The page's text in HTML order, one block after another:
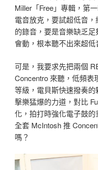
Miller「Free」專輯，第
電音放克，要試超低音
的錄音，要是音樂缺乏
會動，根本聽不出來超低
可是，我要求先把兩個
Concentro 來聽，低頻表
等級，電貝斯快速撥奏
擊樂猛爆的力道，對比
化，拍打時強化電子鼓的
全套 McIntosh 推
嗎？